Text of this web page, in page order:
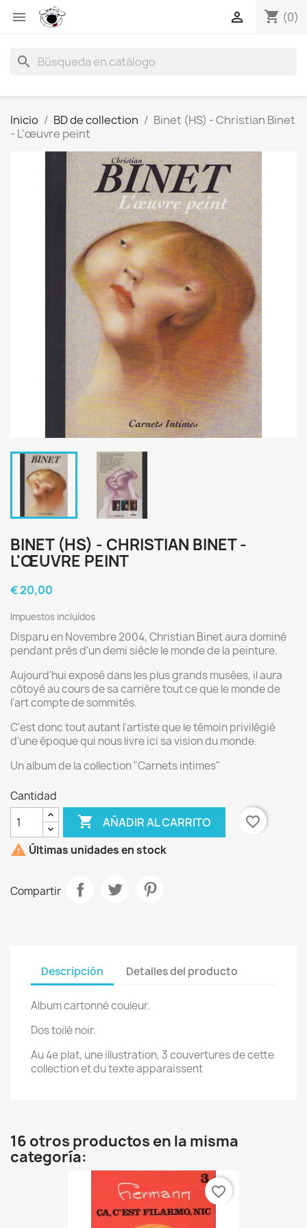
 shopping_cart (0)

search
Inicio BD de collection
Binet (HS) - Christian Binet
- L'œuvre peint
BINET (HS) - CHRISTIAN BINET -
L'ŒUVRE PEINT
€ 20,00
Impuestos incluídos
Disparu en Novembre 2004, Christian Binet aura dominé
pendant près d'un demi siècle le monde de la peinture.
Aujourd'hui exposé dans les plus grands musées, il aura
côtoyé au cours de sa carrière tout ce que le monde de
l'art compte de sommités.
C'est donc tout autant l'artiste que le témoin privilégié
d'une époque qui nous livre ici sa vision du monde.
Un album de la collection "Carnets intimes"
Cantidad
 AÑADIR AL CARRITO
favorite_border
 Últimas unidades en stock
Compartir
Descripción Detalles del producto
Album cartonné couleur.
Dos toilé noir.
Au 4e plat, une illustration, 3 couvertures de cette
collection et du texte apparaissent
16 otros productos en la misma
categoría:
favorite_border